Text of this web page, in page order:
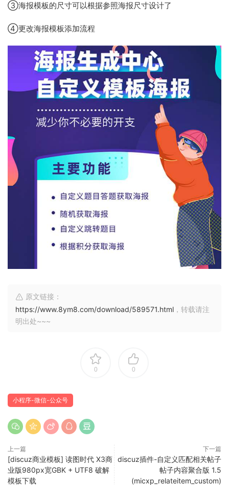
③海报模板的尺寸可以根据参照海报尺寸设计了
④更改海报模板添加流程
原文链接：
https://www.8ym8.com/download/589571.html ，转载请注
明出处~~~
0 0
小程序-微信-公众号
上一篇
[discuz商业模板] 读图时代 X3商
业版980px宽GBK + UTF8 破解
模板下载
下一篇
discuz插件-自定义匹配相关帖子
帖子内容聚合版 1.5
(micxp_relateitem_custom)